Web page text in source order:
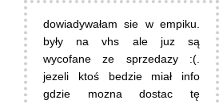
dowiadywałam sie w empiku.
były na vhs ale juz są
wycofane ze sprzedazy :(.
jezeli ktoś bedzie miał info
gdzie mozna dostac tę